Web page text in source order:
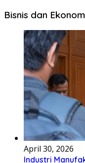
Bisnis dan
April 30, 2026
Industri